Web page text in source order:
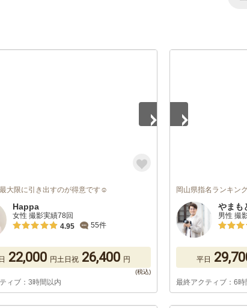
大限に引き出すのが得意です☺️
Happa
女性 撮影実績78回
4.95
55件
22,000 円土日祝 26,400 円
ィブ：3時間以内
岡山県指名ランキン
やま
男性 撮
平日
最終アクティブ：6時